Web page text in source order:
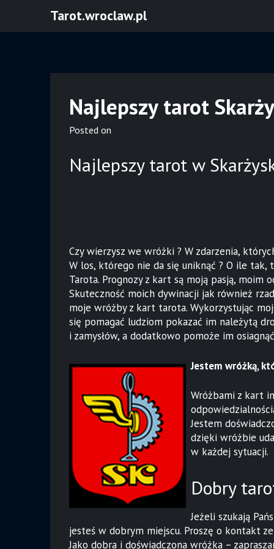
Tarot.wroclaw.pl
Najlepszy tarot
Posted on
Najlepszy tarot w
Czy wierzysz we wróżki ? W zdarzenia,
W los, którego nie da się uniknąć ? O ile tak,
Tarota. Prognozy z kart są moją pasją, moim
Skuteczność moich dywinacji jak również
moje wróżby z kart tarota. Wykorzystując
się pomagać ludziom pokazać im należytą
i zamysłów, a dodatkowo pomoże im
Jestem wróżką,
Wróżbami z kart
Jestem
dzięki wróżbie
w każdej sytuacji.
Dobry
Jeżeli szukają
jesteś w dobrym miejscu. Proszę o kontakt
Jako dobra i doświadczona wróżka –